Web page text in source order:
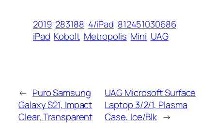
2019 283188 4/iPad 812451030686
iPad Kobolt Metropolis Mini UAG
← Puro Samsung
Galaxy S21, Impact
Clear, Transparent
UAG Microsoft Surface
Laptop 3/2/1, Plasma
Case, Ice/Blk →